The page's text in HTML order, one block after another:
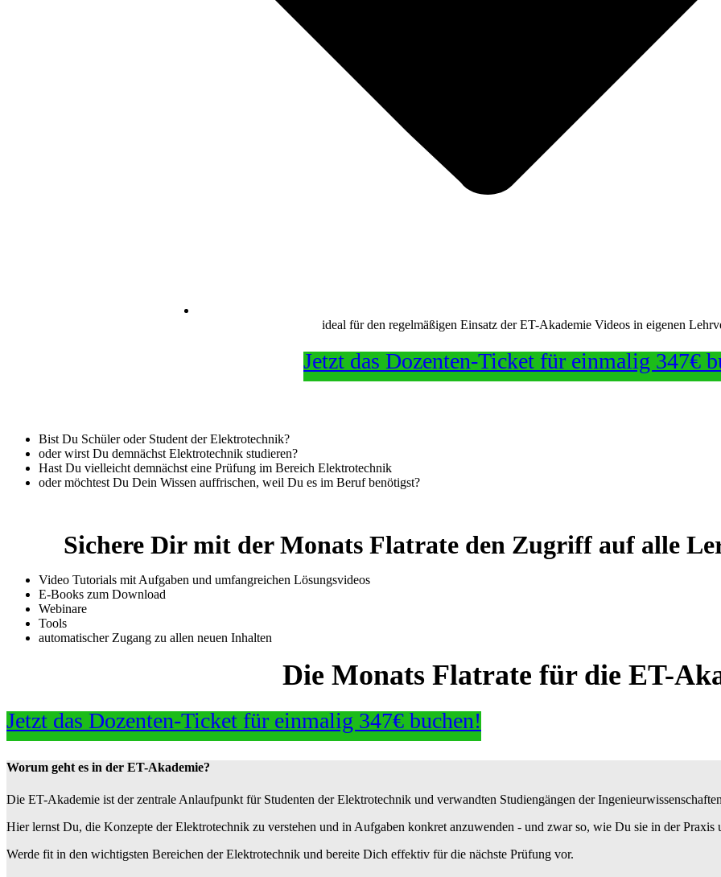
ideal für den regelmäßigen Einsatz der ET-Akademie Videos in eigenen
Jetzt das Dozenten-Ticket für einmalig 347€
Bist Du Schüler oder Student der Elektrotechnik?
oder wirst Du demnächst Elektrotechnik studieren?
Hast Du vielleicht demnächst eine Prüfung im Bereich Elektrotechnik
oder möchtest Du Dein Wissen auffrischen, weil Du es im Beruf benötigst?
Sichere Dir mit der Monats Flatrate den Zugriff auf a lle
Video Tutorials mit Aufgaben und umfangreichen Lösungsvideos
E-Books zum Download
Webinare
Tools
automatischer Zugang zu allen neuen Inhalten
Die Monats Flatrate für die ET-
Jetzt das Dozenten-Ticket für einmalig 347€ buchen!
Worum geht es in der ET-Akademie?
Die ET-Akademie ist der zentrale Anlaufpunkt für Studenten der Elektrotechnik und verwandten Studiengängen der
Hier lernst Du, die Konzepte der Elektrotechnik zu verstehen und in Aufgaben konkret anzuwenden - und zwar so, wie Du sie in der Praxis
Werde fit in den wichtigsten Bereichen der Elektrotechnik und bereite Dich effektiv für die nächste Prüfung vor.